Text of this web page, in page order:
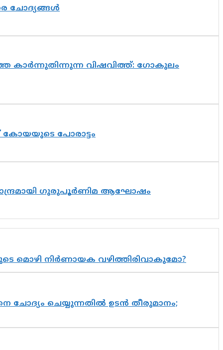
ചോദ്യങ്ങൾ
കാർന്നുതിന്നുന്ന വിഷവിത്ത്: ഗോകുലം
കോയയുടെ പോരാട്ടം
ഗുരുപൂർണിമ ആഘോഷം
മൊഴി നിർണായക വഴിത്തിരിവാകുമോ?
ചെയ്യുന്നതിൽ ഉടൻ തീരുമാനം;